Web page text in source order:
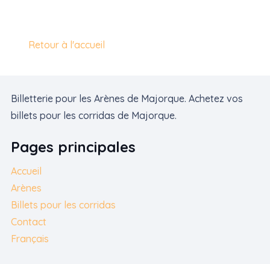
Retour à l'accueil
Billetterie pour les Arènes de Majorque. Achetez vos
billets pour les corridas de Majorque.
Pages principales
Accueil
Arènes
Billets pour les corridas
Contact
Français